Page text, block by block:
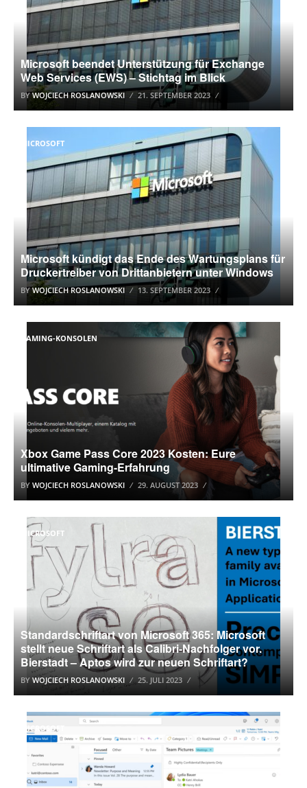
Microsoft beendet Unterstützung für Exchange
Web Services (EWS) – Stichtag im Blick
BYWOJCIECH ROSLANOWSKI 21. SEPTEMBER 2023
MICROSOFT
Microsoft kündigt das Ende des Wartungsplans für
Druckertreiber von Drittanbietern unter Windows
BYWOJCIECH ROSLANOWSKI 13. SEPTEMBER 2023
GAMING-KONSOLEN
Xbox Game Pass Core 2023 Kosten: Eure
ultimative Gaming-Erfahrung
BY WOJCIECH ROSLANOWSKI 29. AUGUST 2023
MICROSOFT
Standardschriftart von Microsoft 365: Microsoft
stellt neue Schriftart als Calibri-Nachfolger vor.
Bierstadt – Aptos wird zur neuen Schriftart?
BY WOJCIECH ROSLANOWSKI 25. JULI 2023
MICROSOFT